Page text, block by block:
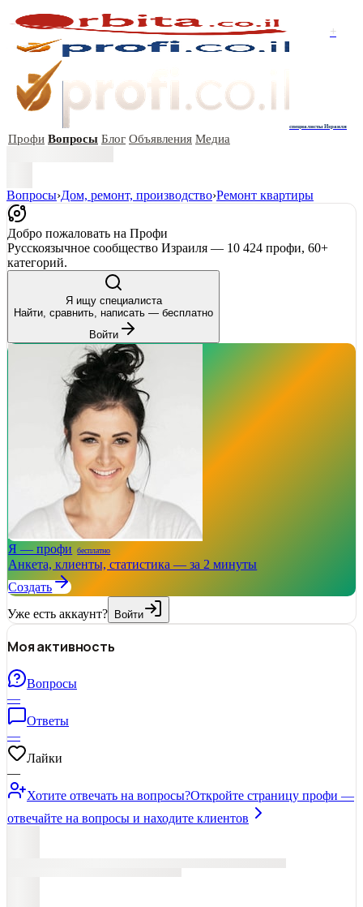
+
специалисты Израиля
Профи Вопросы Блог Объявления Медиа
Вопросы›Дом, ремонт, производство›Ремонт квартиры
Добро пожаловать на Профи
Русскоязычное сообщество Израиля — 10 424 профи, 60+
категорий.
Я ищу специалиста
Найти, сравнить, написать — бесплатно
Войти
Я — профи бесплатно
Анкета, клиенты, статистика — за 2 минуты
Создать
Уже есть аккаунт? Войти
Моя активность
Вопросы
—
Ответы
—
Лайки
—
Хотите отвечать на вопросы?Откройте страницу профи —
отвечайте на вопросы и находите клиентов